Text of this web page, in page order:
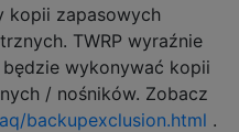
kopii zapasowych
TWRP wyraźnie
wykonywać kopii
/ nośników. Zobacz
backupexclusion.html .